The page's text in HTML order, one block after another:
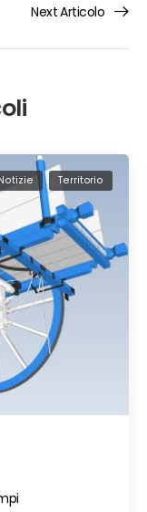
Next Articolo
Territorio